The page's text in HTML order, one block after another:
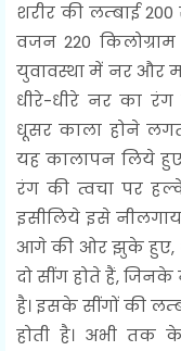
शरीर की लम्बाई
वजन 220
युवावस्था में नर और
धीरे-धीरे नर का
धूसर काला होने
यह कालापन लिये हुए
रंग की त्वचा पर
इसीलिये इसे
आगे की ओर झुके हुए,
दो सींग होते हैं, जिनके
है। इसके सींगों की
होती है। अभी तक